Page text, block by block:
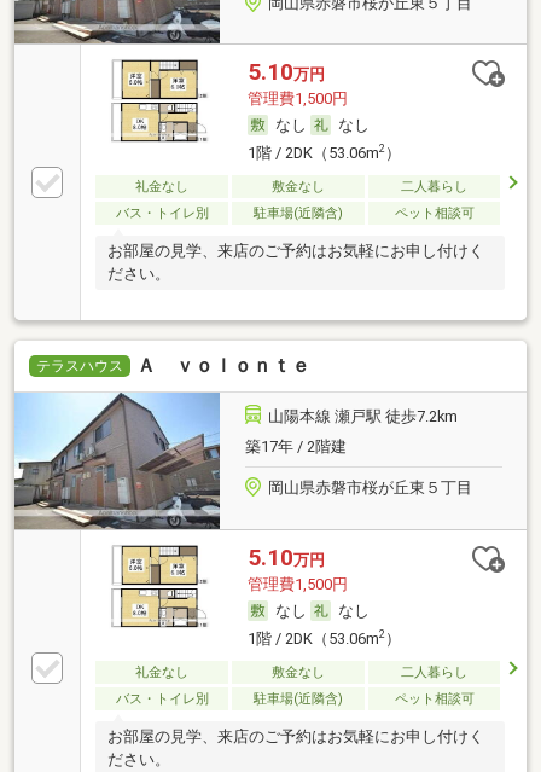
5.10万円
管理費1,500円
なし
なし
1階 / 2DK（53.06m2）
礼金なし 敷金なし
二人暮らし
バス・トイレ別
駐車場(近隣含) ペット相談可
お部屋の見学、来店のご予約はお気軽にお申し付けく
ださい。
テラスハウス Ａ ｖｏｌｏｎｔｅ
山陽本線 瀬戸駅 徒歩7.2km
築17年 / 2階建
岡山県赤磐市桜が丘東５丁目
5.10万円
管理費1,500円
なし
なし
1階 / 2DK（53.06m2）
礼金なし 敷金なし
二人暮らし
バス・トイレ別
駐車場(近隣含) ペット相談可
お部屋の見学、来店のご予約はお気軽にお申し付けく
ださい。